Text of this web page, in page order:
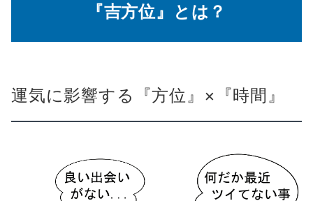
『吉方位』とは？
運気に影響する『方位』×『時間』